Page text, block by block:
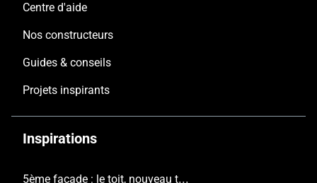
Centre d'aide
Nos constructeurs
Guides & conseils
Projets inspirants
Inspirations
5ème façade : le toit, nouveau terrain de jeu de l'architecture contemporaine